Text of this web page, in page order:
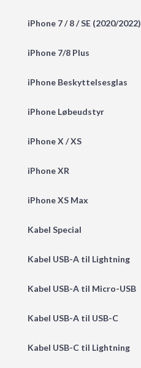
iPhone 7 / 8 / SE (2020/2022)
iPhone 7/8 Plus
iPhone Beskyttelsesglas
iPhone Løbeudstyr
iPhone X / XS
iPhone XR
iPhone XS Max
Kabel Special
Kabel USB-A til Lightning
Kabel USB-A til Micro-USB
Kabel USB-A til USB-C
Kabel USB-C til Lightning